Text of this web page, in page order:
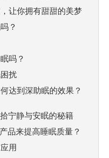
让你拥有甜甜的美梦
？
吗？
扰
达到深助眠的效果？
宁静与安眠的秘籍
品来提高睡眠质量？
用